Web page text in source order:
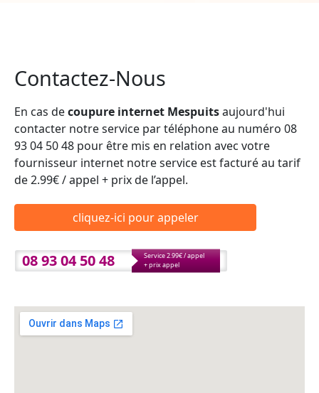
Contactez-Nous
En cas decoupure internet Mespuitsaujourd'hui
contacter notre service par téléphone au numéro 08
93 04 50 48 pour être mis en relation avec votre
fournisseur internet notre service est facturé au tarif
de 2.99€ / appel + prix de l’appel.
cliquez-ici pour appeler
08 93 04 50 48
Service 2.99€ / appel
+ prix appel